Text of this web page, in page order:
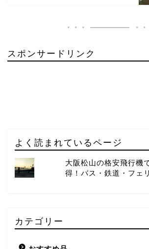
スポンサードリンク
よく読まれているページ
大阪松山の格安飛行機
得！バス・鉄道・フェ
カテゴリー